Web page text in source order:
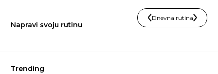
Napravi svoju rutinu
Dnevna rutina
Trending